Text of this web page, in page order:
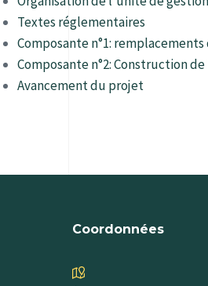
Textes réglementaires
Composante n°1:
Composante n°2: Construction
Avancement du projet
Coordonnées